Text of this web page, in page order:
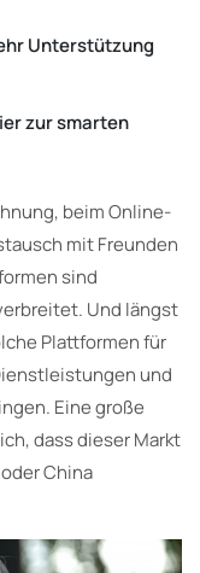
Unterstützung
zur smarten
beim Online-
mit Freunden
sind
Und längst
Plattformen für
und
Eine große
dass dieser Markt
China